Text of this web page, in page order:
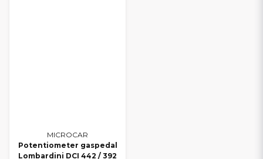
MICROCAR
Potentiometer gaspedal
Lombardini DCI 442 / 392